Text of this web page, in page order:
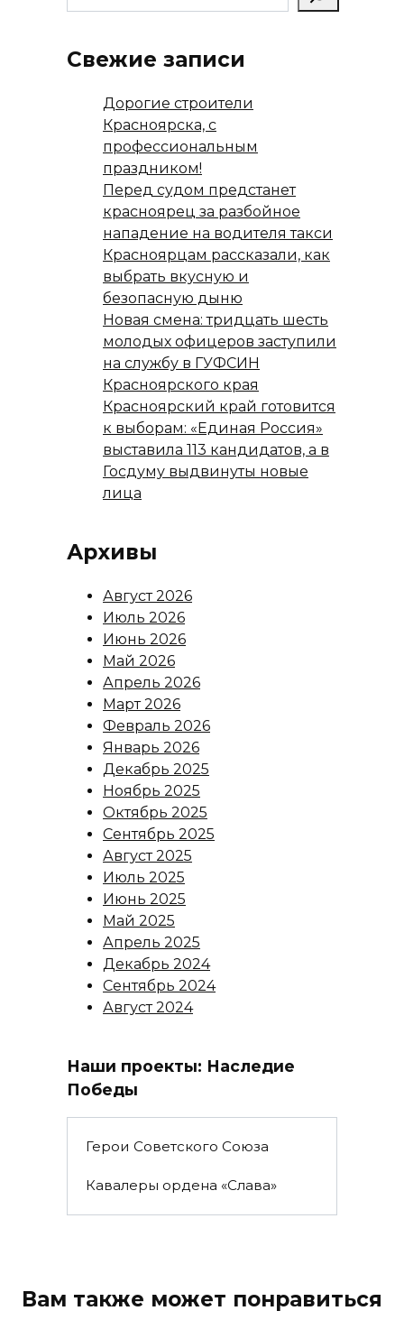
Свежие записи
Дорогие строители
Красноярска, с
профессиональным
праздником!
Перед судом предстанет
красноярец за разбойное
нападение на водителя такси
Красноярцам рассказали, как
выбрать вкусную и
безопасную дыню
Новая смена: тридцать шесть
молодых офицеров заступили
на службу в ГУФСИН
Красноярского края
Красноярский край готовится
к выборам: «Единая Россия»
выставила 113 кандидатов, а в
Госдуму выдвинуты новые
лица
Архивы
Август 2026
Июль 2026
Июнь 2026
Май 2026
Апрель 2026
Март 2026
Февраль 2026
Январь 2026
Декабрь 2025
Ноябрь 2025
Октябрь 2025
Сентябрь 2025
Август 2025
Июль 2025
Июнь 2025
Май 2025
Апрель 2025
Декабрь 2024
Сентябрь 2024
Август 2024
Наши проекты: Наследие
Победы
Герои Советского Союза
Кавалеры ордена «Слава»
Вам также может понравиться